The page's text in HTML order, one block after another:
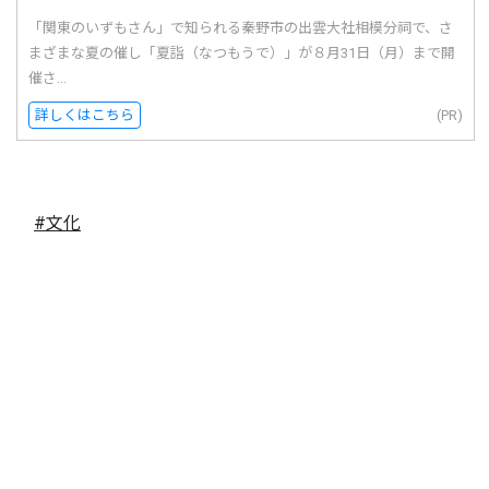
「関東のいずもさん」で知られる秦野市の出雲大社相模分祠で、さ
まざまな夏の催し「夏詣（なつもうで）」が８月31日（月）まで開
催さ...
詳しくはこちら (PR)
#文化